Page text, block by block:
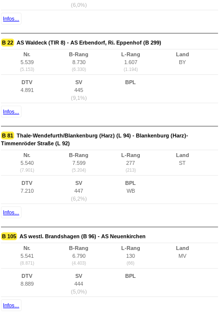
(6,0%)
Infos...
B 22 AS Waldeck (TIR 8) - AS Erbendorf, Ri. Eppenhof (B 299)
Nr.
5.539
(5.153)
B-Rang
8.730
(6.330)
L-Rang
1.607
(1.194)
Land
BY
DTV
4.891
SV
445
(9,1%)
BPL
Infos...
B 81 Thale-Wendefurth/Blankenburg (Harz) (L 94) - Blankenburg (Harz)-
Timmenröder Straße (L 92)
Nr.
5.540
(7.901)
B-Rang
7.599
(5.204)
L-Rang
277
(213)
Land
ST
DTV
7.210
SV
447
(6,2%)
BPL
WB
Infos...
B 105 AS westl. Brandshagen (B 96) - AS Neuenkirchen
Nr.
5.541
(8.871)
B-Rang
6.790
(4.403)
L-Rang
130
(66)
Land
MV
DTV
8.889
SV
444
(5,0%)
BPL
Infos...